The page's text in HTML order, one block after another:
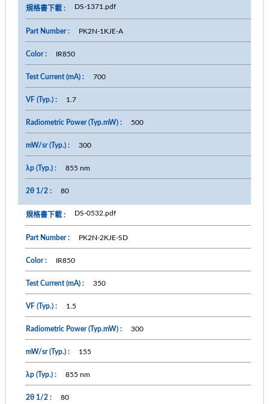
DS-1371.pdf
PK2N-1KJE-A
IR850
700
1.7
500
300
855 nm
80
DS-0532.pdf
PK2N-2KJE-SD
IR850
350
1.5
300
155
855 nm
80